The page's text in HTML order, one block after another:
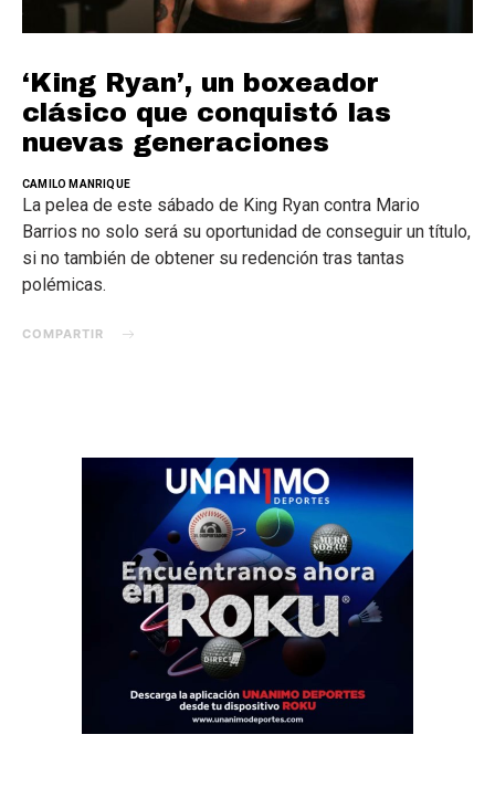
‘King Ryan’, un boxeador
clásico que conquistó las
nuevas generaciones
CAMILO MANRIQUE
La pelea de este sábado de King Ryan contra Mario
Barrios no solo será su oportunidad de conseguir un título,
si no también de obtener su redención tras tantas
polémicas.
COMPARTIR